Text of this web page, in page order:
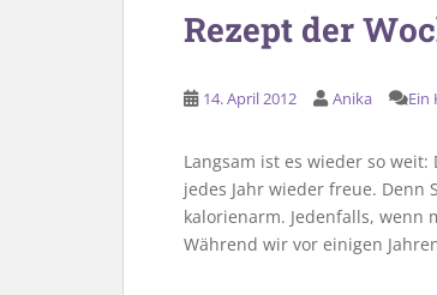
Rezept der
14. April 2012 Anika Ein
Langsam ist es wieder so
jedes Jahr wieder freue.
kalorienarm. Jedenfalls, wenn
Während wir vor einigen